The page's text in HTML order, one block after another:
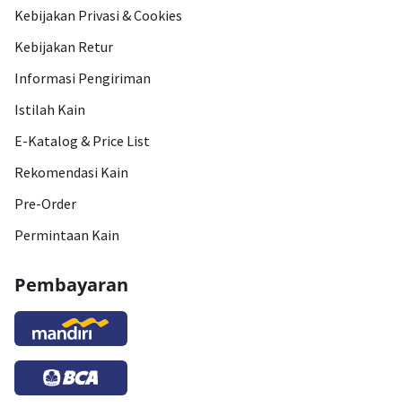
Kebijakan Privasi & Cookies
Kebijakan Retur
Informasi Pengiriman
Istilah Kain
E-Katalog & Price List
Rekomendasi Kain
Pre-Order
Permintaan Kain
Pembayaran